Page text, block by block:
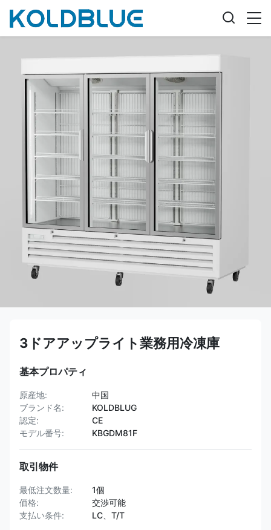
3ドアアップライト業務用冷凍庫
基本プロパティ
原産地:
中国
ブランド名:
KOLDBLUG
認定:
CE
モデル番号:
KBGDM81F
取引物件
最低注文数量:
1個
価格:
交渉可能
支払い条件:
LC、T/T